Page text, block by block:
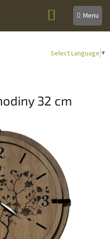
Select Language ▼
NÁKUPNÍ
KOŠÍK
32 cm